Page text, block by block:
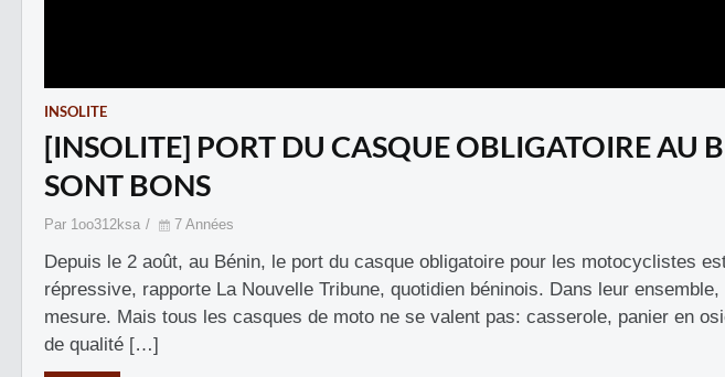
INSOLITE
[INSOLITE] PORT DU CASQUE OBLIGATOIRE AU
SONT BONS
Par 1oo312ksa 7 Années
Depuis le 2 août, au Bénin, le port du casque obligatoire pour les motocyclistes
répressive, rapporte La Nouvelle Tribune, quotidien béninois. Dans leur
mesure. Mais tous les casques de moto ne se valent pas: casserole, panier en
de qualité […]